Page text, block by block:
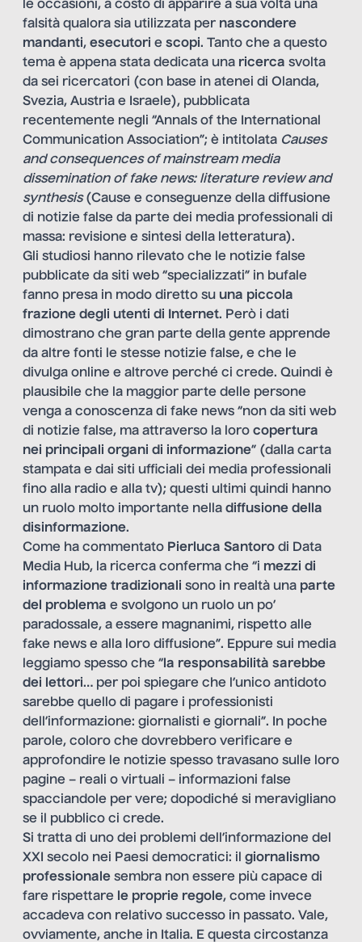
le occasioni, a costo di apparire a sua volta una
falsità qualora sia utilizzata per nascondere
mandanti, esecutori e scopi. Tanto che a questo
tema è appena stata dedicata una ricerca svolta
da sei ricercatori (con base in atenei di Olanda,
Svezia, Austria e Israele), pubblicata
recentemente negli “Annals of the International
Communication Association”; è intitolata Causes
and consequences of mainstream media
dissemination of fake news: literature review and
synthesis(Cause e conseguenze della diffusione
di notizie false da parte dei media professionali di
massa: revisione e sintesi della letteratura).
Gli studiosi hanno rilevato che le notizie false
pubblicate da siti web “specializzati” in bufale
fanno presa in modo diretto su una piccola
frazione degli utenti di Internet. Però i dati
dimostrano che gran parte della gente apprende
da altre fonti le stesse notizie false, e che le
divulga online e altrove perché ci crede. Quindi è
plausibile che la maggior parte delle persone
venga a conoscenza di fake news “non da siti web
di notizie false, ma attraverso la loro copertura
nei principali organi di informazione” (dalla carta
stampata e dai siti ufficiali dei media professionali
fino alla radio e alla tv); questi ultimi quindi hanno
un ruolo molto importante nella diffusione della
disinformazione.
Come ha commentato Pierluca Santoro di Data
Media Hub, la ricerca conferma che “i mezzi di
informazione tradizionali sono in realtà una parte
del problema e svolgono un ruolo un po’
paradossale, a essere magnanimi, rispetto alle
fake news e alla loro diffusione”. Eppure sui media
leggiamo spesso che “la responsabilità sarebbe
dei lettori… per poi spiegare che l’unico antidoto
sarebbe quello di pagare i professionisti
dell’informazione: giornalisti e giornali”. In poche
parole, coloro che dovrebbero verificare e
approfondire le notizie spesso travasano sulle loro
pagine – reali o virtuali – informazioni false
spacciandole per vere; dopodiché si meravigliano
se il pubblico ci crede.
Si tratta di uno dei problemi dell’informazione del
XXI secolo nei Paesi democratici: il giornalismo
professionale sembra non essere più capace di
fare rispettare le proprie regole, come invece
accadeva con relativo successo in passato. Vale,
ovviamente, anche in Italia. E questa circostanza